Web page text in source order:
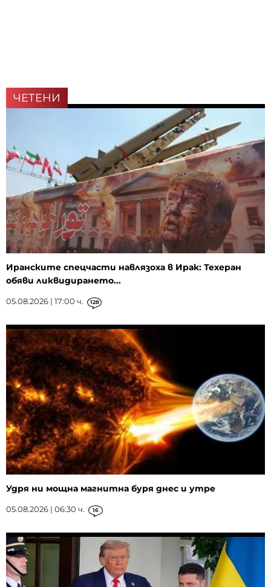
ЧЕТЕНИ
Иранските спецчасти навлязоха в Ирак: Техеран
обяви ликвидирането...
05.08.2026 | 17:00 ч. 128
Удря ни мощна магнитна буря днес и утре
05.08.2026 | 06:30 ч. 16